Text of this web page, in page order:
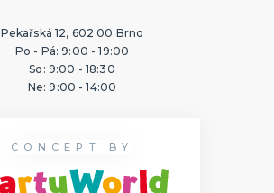
Pekařská 12, 602 00 Brno
Po - Pá: 9:00 - 19:00
So: 9:00 - 18:30
Ne: 9:00 - 14:00
CONCEPT BY